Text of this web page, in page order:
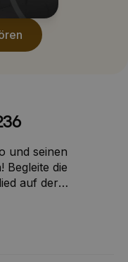
und seinen
Begleite die
auf der
Cordes auf Alpha
sollen